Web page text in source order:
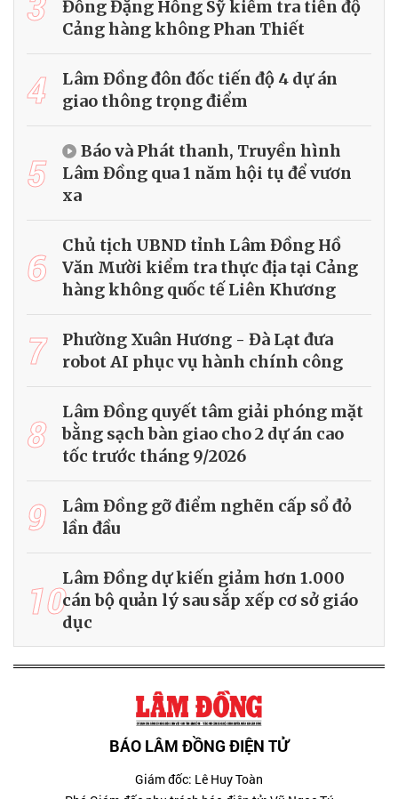
Đồng Đặng Hồng Sỹ kiểm tra tiến độ
Cảng hàng không Phan Thiết
4
Lâm Đồng đôn đốc tiến độ 4 dự án
giao thông trọng điểm
5
Báo và Phát thanh, Truyền hình
Lâm Đồng qua 1 năm hội tụ để vươn
xa
6
Chủ tịch UBND tỉnh Lâm Đồng Hồ
Văn Mười kiểm tra thực địa tại Cảng
hàng không quốc tế Liên Khương
7
Phường Xuân Hương - Đà Lạt đưa
robot AI phục vụ hành chính công
8
Lâm Đồng quyết tâm giải phóng mặt
bằng sạch bàn giao cho 2 dự án cao
tốc trước tháng 9/2026
9
Lâm Đồng gỡ điểm nghẽn cấp sổ đỏ
lần đầu
10Lâm Đồng dự kiến giảm hơn 1.000
cán bộ quản lý sau sắp xếp cơ sở giáo
dục
BÁO LÂM ĐỒNG ĐIỆN TỬ
Giám đốc: Lê Huy Toàn